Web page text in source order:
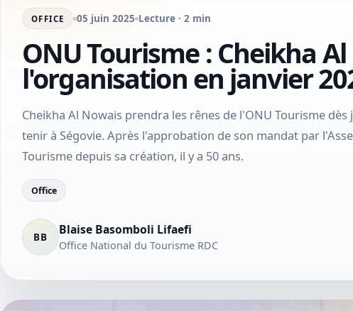
OFFICE 05 juin 2025 Lecture · 2 min
ONU Tourisme : Cheikha
l'organisation en janvier
Cheikha Al Nowais prendra les rênes de l'ONU Tourisme
tenir à Ségovie. Après l'approbation de son mandat par
Tourisme depuis sa création, il y a 50 ans.
Office
BB
Blaise Basomboli Lifaefi
Office National du Tourisme RDC